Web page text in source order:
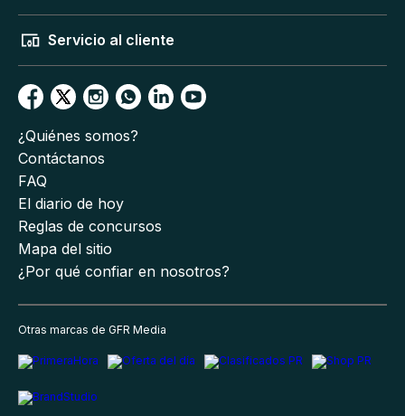
Servicio al cliente
¿Quiénes somos?
Contáctanos
FAQ
El diario de hoy
Reglas de concursos
Mapa del sitio
¿Por qué confiar en nosotros?
Otras marcas de GFR Media